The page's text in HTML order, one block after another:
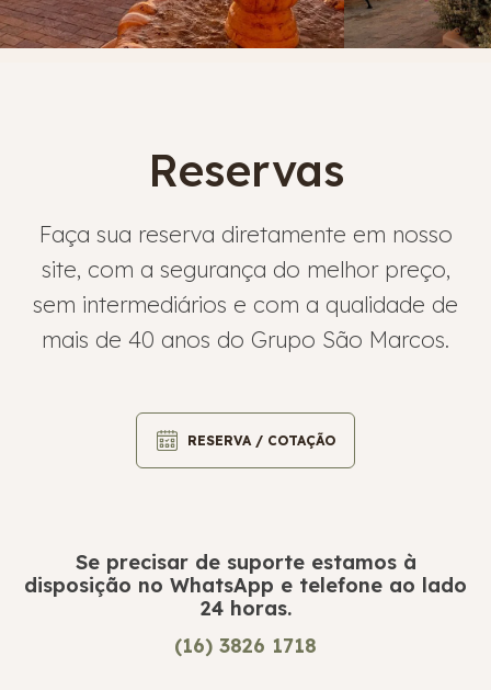
Reservas
Faça sua reserva diretamente em nosso
site, com a segurança do melhor preço,
sem intermediários e com a qualidade de
mais de 40 anos do Grupo São Marcos.
RESERVA / COTAÇÃO
Se precisar de suporte estamos à
disposição no WhatsApp e telefone ao lado
24 horas.
(16) 3826 1718